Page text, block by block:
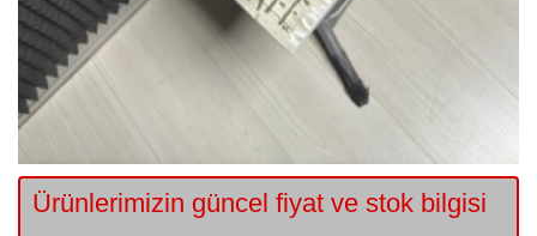
Ürünlerimizin güncel fiyat ve stok bilgisi